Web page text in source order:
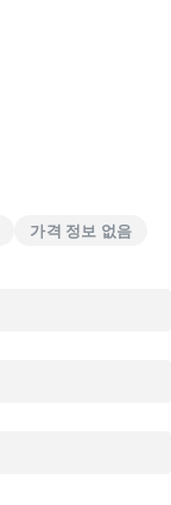
가격 정보 없음